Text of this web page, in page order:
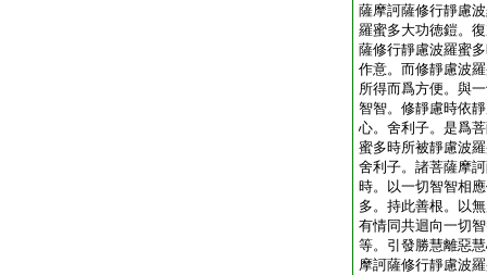
薩摩訶薩修行靜慮
羅蜜多大功徳鎧。
薩修行靜慮波羅蜜
作意。而修靜慮波
所得而爲方便。與
智智。修靜慮時依
心。舍利子。是爲
蜜多時所被靜慮波
舍利子。諸菩薩摩
時。以一切智智相
多。持此善根。以
有情同共迴向一切
等。引發勝慧離惡
摩訶薩修行靜慮波